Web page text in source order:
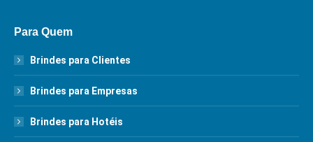
Para Quem
Brindes para Clientes
Brindes para Empresas
Brindes para Hotéis